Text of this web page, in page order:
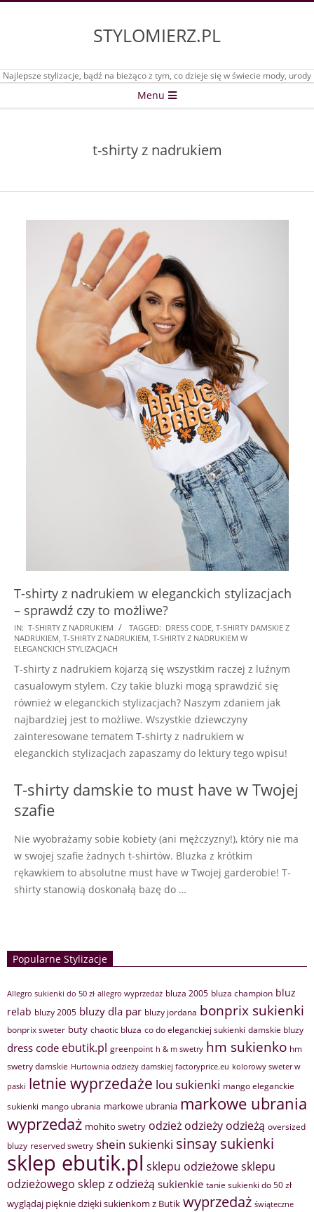
STYLOMIERZ.PL
Najlepsze stylizacje, bądź na bieżąco z tym, co dzieje się w świecie mody, urody
Menu
t-shirty z nadrukiem
T-shirty z nadrukiem w eleganckich stylizacjach
– sprawdź czy to możliwe?
2026-
06-
IN: T-SHIRTY Z NADRUKIEM TAGGED: DRESS CODE, T-SHIRTY DAMSKIE Z
NADRUKIEM, T-SHIRTY Z NADRUKIEM, T-SHIRTY Z NADRUKIEM W
ELEGANCKICH STYLIZACJACH
T-shirty z nadrukiem kojarzą się wszystkim raczej z luźnym
casualowym stylem. Czy takie bluzki mogą sprawdzić się
również w eleganckich stylizacjach? Naszym zdaniem jak
najbardziej jest to możliwe. Wszystkie dziewczyny
zainteresowane tematem T-shirty z nadrukiem w
eleganckich stylizacjach zapaszamy do lektury tego wpisu!
T-shirty damskie to must have w Twojej
szafie
Nie wyobrażamy sobie kobiety (ani mężczyzny!), który nie ma
w swojej szafie żadnych t-shirtów. Bluzka z krótkim
rękawkiem to absolutne must have w Twojej garderobie! T-
shirty stanowią doskonałą bazę do …
Popularne Stylizacje
Allegro sukienki do 50 zł allegro wyprzedaż bluza 2005 bluza champion bluz
relab bluzy 2005 bluzy dla par bluzy jordana bonprix sukienki
bonprix sweter buty chaotic bluza co do eleganckiej sukienki damskie bluzy
dress code ebutik.pl greenpoint h & m swetry hm sukienko hm
swetry damskie Hurtownia odzieży damskiej factoryprice.eu kolorowy sweter w
paski letnie wyprzedaże lou sukienki mango eleganckie
sukienki mango ubrania markowe ubrania markowe ubrania
wyprzedaż mohito swetry odzież odzieży odzieżą oversized
bluzy reserved swetry shein sukienki sinsay sukienki
sklep ebutik.pl sklepu odzieżowesklepu
odzieżowego sklep z odzieżą sukienkie tanie sukienki do 50 zł
wyglądaj pięknie dzięki sukienkom z Butik wyprzedaż świąteczne